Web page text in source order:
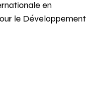
en
le Développement